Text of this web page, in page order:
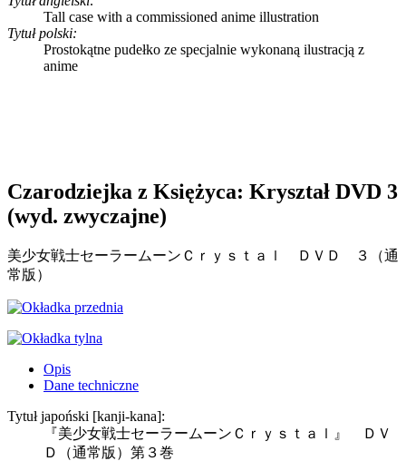
Tall case with a commissioned anime illustration
Tytuł polski:
Prostokątne pudełko ze specjalnie wykonaną ilustracją z
anime
Czarodziejka z Księżyca: Kryształ DVD 3
(wyd. zwyczajne)
美少女戦士セーラームーンＣｒｙｓｔａｌ ＤＶＤ ３（通
常版）
Opis
Dane techniczne
Tytuł japoński [kanji-kana]:
『美少女戦士セーラームーンＣｒｙｓｔａｌ』 ＤＶ
Ｄ（通常版）第３巻